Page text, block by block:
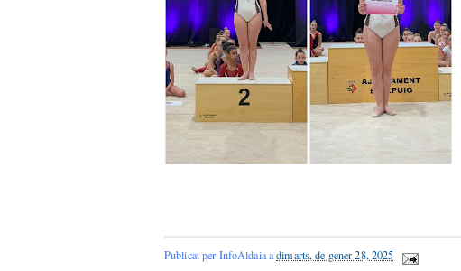
Publicat per InfoAldaiaadimarts, de gener 28, 2025